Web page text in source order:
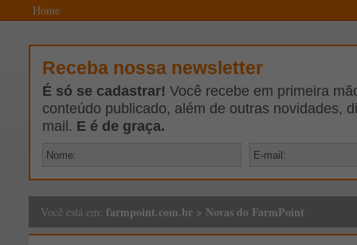
Home
Receba nossa newsletter
É só se cadastrar! Você recebe em primeira
conteúdo publicado, além de outras novidades,
mail. E é de graça.
Você está em: farmpoint.com.br > Novas do FarmPoint